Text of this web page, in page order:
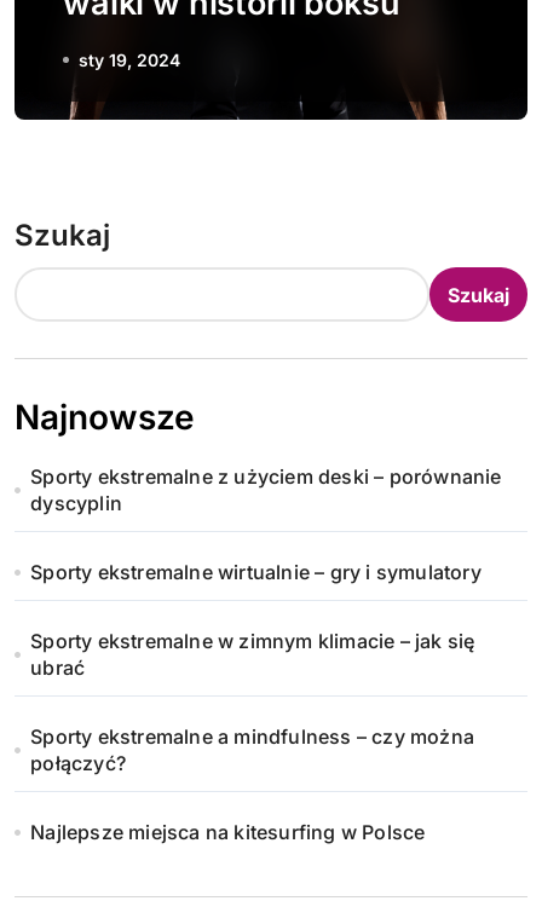
sty 19, 2024
Szukaj
Szukaj
Najnowsze
Sporty ekstremalne z użyciem deski – porównanie
dyscyplin
Sporty ekstremalne wirtualnie – gry i symulatory
Sporty ekstremalne w zimnym klimacie – jak się
ubrać
Sporty ekstremalne a mindfulness – czy można
połączyć?
Najlepsze miejsca na kitesurfing w Polsce